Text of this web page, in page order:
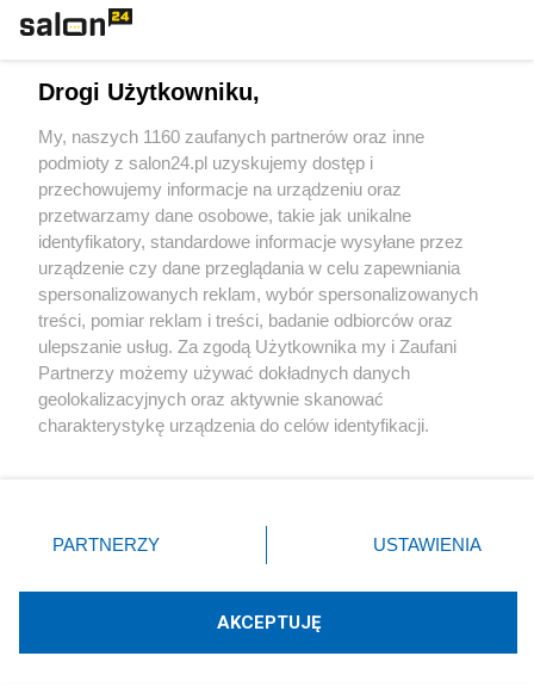
Sport
Społeczeństwo
Kultura
X Facebook Instagram Youtube
Technologię dostarcza:W3media.pl
Drogi Użytkowniku,
My, naszych 1160 zaufanych partnerów oraz inne
podmioty z salon24.pl uzyskujemy dostęp i
przechowujemy informacje na urządzeniu oraz
przetwarzamy dane osobowe, takie jak unikalne
identyfikatory, standardowe informacje wysyłane przez
urządzenie czy dane przeglądania w celu zapewniania
spersonalizowanych reklam, wybór spersonalizowanych
treści, pomiar reklam i treści, badanie odbiorców oraz
ulepszanie usług. Za zgodą Użytkownika my i Zaufani
Partnerzy możemy używać dokładnych danych
geolokalizacyjnych oraz aktywnie skanować
charakterystykę urządzenia do celów identyfikacji.
zmienić/wycofać klikając przycisk ustawień prywatności
znajdujący się w lewym dolnym rogu strony
rodzaje przetwarzania danych nie wymagają zgody
użytkownika, ale masz prawo sprzeciwić się takiemu
PARTNERZY USTAWIENIA
AKCEPTUJĘ